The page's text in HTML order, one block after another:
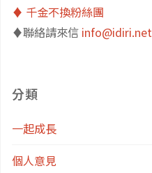
♦️ 千金不換粉絲團
♦️聯絡請來信 info@idiri.net
分類
一起成長
個人意見